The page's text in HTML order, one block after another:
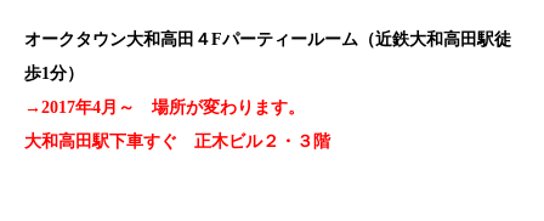
オークタウン大和高田４Fパーティールーム（近鉄大和高田駅徒
歩1分）
→2017年4月～ 場所が変わります。
大和高田駅下車すぐ 正木ビル２・３階